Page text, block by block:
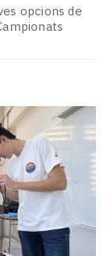
opcions de